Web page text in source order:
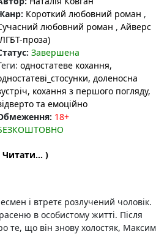
Короткий любовний роман ,
любовний роман , Айверс
проза)
Завершена
одностатеве кохання,
, доленосна
, кохання з першого погляду,
та емоційно
18+
Читати... )
і втретє розлучений чоловік.
в особистому житті. Після
те, що він знову холостяк, Максим